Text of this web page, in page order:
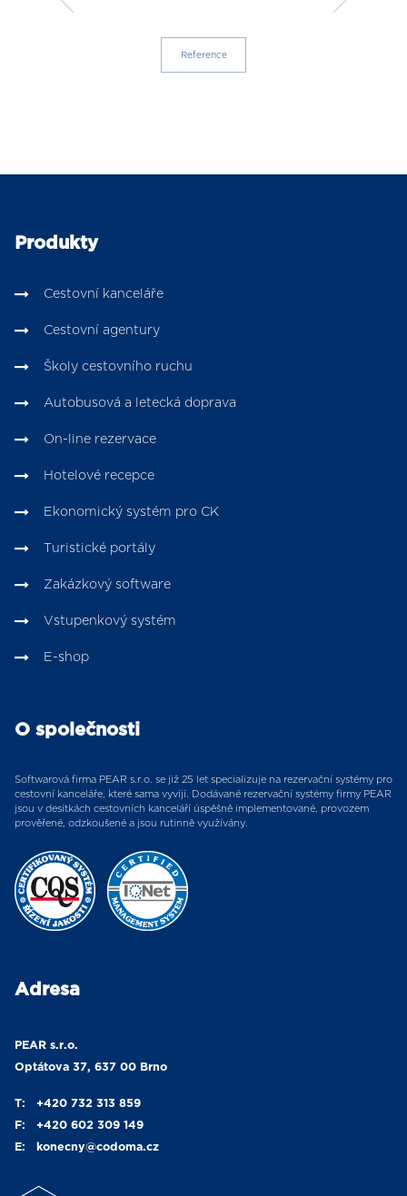
Reference
Produkty
Cestovní kanceláře
Cestovní agentury
Školy cestovního ruchu
Autobusová a letecká doprava
On-line rezervace
Hotelové recepce
Ekonomický systém pro CK
Turistické portály
Zakázkový software
Vstupenkový systém
E-shop
O společnosti
Softwarová firma PEAR s.r.o. se již 25 let specializuje na rezervační systémy pro
cestovní kanceláře, které sama vyvíjí. Dodávané rezervační systémy firmy PEAR
jsou v desítkách cestovních kanceláří úspěšně implementované, provozem
prověřené, odzkoušené a jsou rutinně využívány.
Adresa
PEAR s.r.o.
Optátova 37, 637 00 Brno
T:
+420 732 313 859
F:
+420 602 309 149
E:
konecny@codoma.cz